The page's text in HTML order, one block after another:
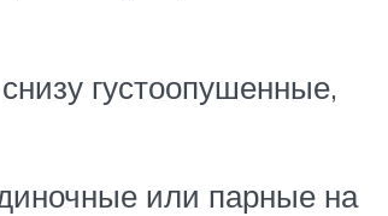
густоопушенные,
или парные на